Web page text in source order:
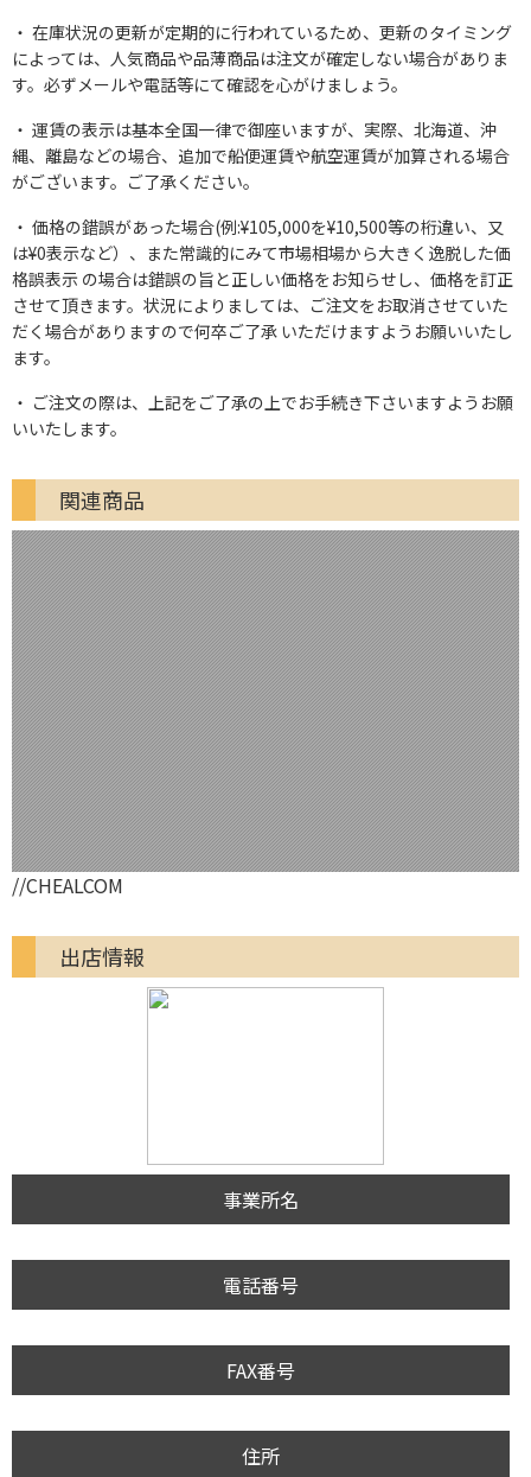
在庫状況の更新が定期的に行われているため、更新のタイミング
によっては、人気商品や品薄商品は注文が確定しない場合がありま
す。必ずメールや電話等にて確認を心がけましょう。
運賃の表示は基本全国一律で御座いますが、実際、北海道、沖
縄、離島などの場合、追加で船便運賃や航空運賃が加算される場合
がございます。ご了承ください。
価格の錯誤があった場合(例:¥105,000を¥10,500等の桁違い、又
は¥0表示など）、また常識的にみて市場相場から大きく逸脱した価
格誤表示 の場合は錯誤の旨と正しい価格をお知らせし、価格を訂正
させて頂きます。状況によりましては、ご注文をお取消させていた
だく場合がありますので何卒ご了承 いただけますようお願いいたし
ます。
ご注文の際は、上記をご了承の上でお手続き下さいますようお願
いいたします。
関連商品
//CHEALCOM
出店情報
事業所名
電話番号
FAX番号
住所